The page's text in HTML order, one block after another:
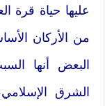
البعض أنها